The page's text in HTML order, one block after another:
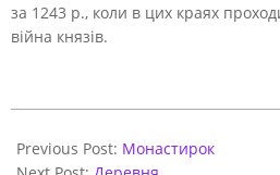
за 1243 р., коли в цих краях
війна князів.
10-
16
Previous Post: Монастирок